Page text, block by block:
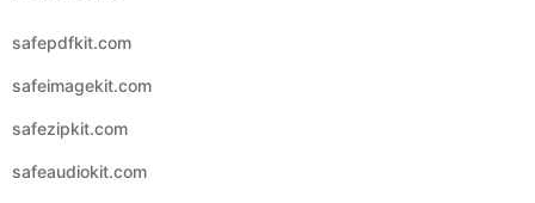
safepdfkit.com
safeimagekit.com
safezipkit.com
safeaudiokit.com